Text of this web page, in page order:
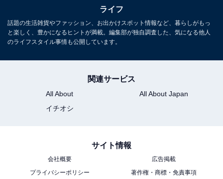
ライフ
話題の生活雑貨やファッション、お出かけスポット情報など、暮らしがもっ
と楽しく、豊かになるヒントが満載。編集部が独自調査した、気になる他人
のライフスタイル事情も公開しています。
関連サービス
All About
All About Japan
イチオシ
サイト情報
会社概要
広告掲載
プライバシーポリシー
著作権・商標・免責事項